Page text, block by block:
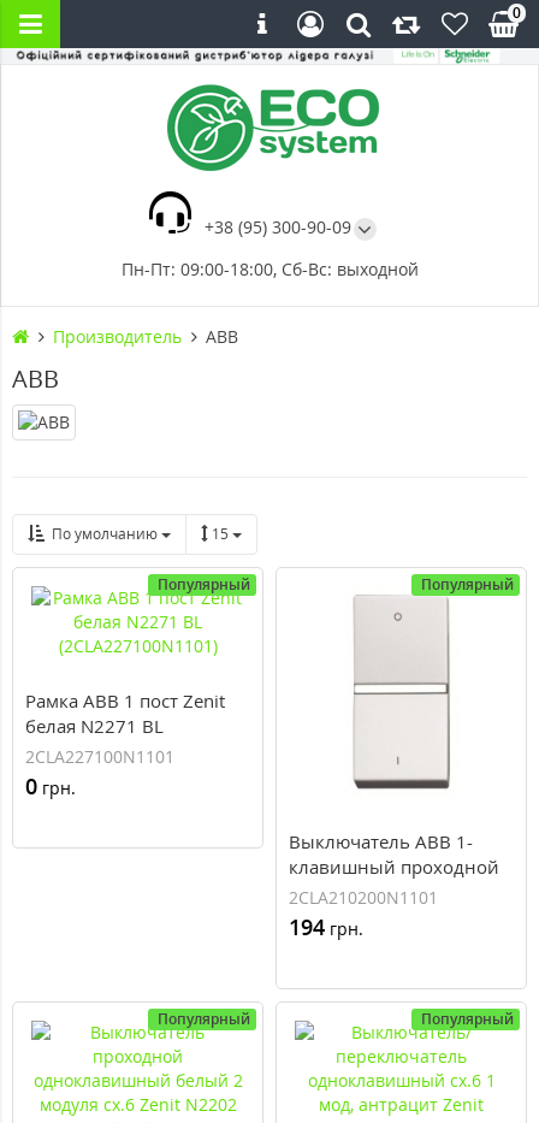
+38 (95) 300-90-09
Пн-Пт: 09:00-18:00, Сб-Вс: выходной
0
Производитель ABB
ABB
По умолчанию 15
Популярный
Рамка ABB 1 пост Zenit
белая N2271 BL
(2CLA227100N1101)
2CLA227100N1101
0 грн.
Популярный
Выключатель ABB 1-
клавишный проходной
Zenit белый/1мод. N2102
BL (2CLA210200N1101)
2CLA210200N1101
194 грн.
Популярный Популярный